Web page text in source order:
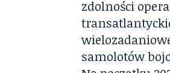
zdolności
samolotów